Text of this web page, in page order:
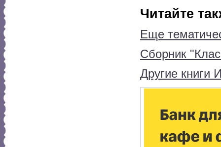
Читайте
Еще
Сборник
Другие книги